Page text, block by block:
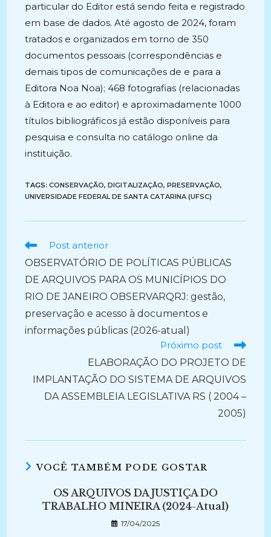
particular do Editor está sendo feita e registrado
em base de dados. Até agosto de 2024, foram
tratados e organizados em torno de 350
documentos pessoais (correspondências e
demais tipos de comunicações de e para a
Editora Noa Noa); 468 fotografias (relacionadas
à Editora e ao editor) e aproximadamente 1000
títulos bibliográficos já estão disponíveis para
pesquisa e consulta no catálogo online da
instituição.
TAGS:CONSERVAÇÃO, DIGITALIZAÇÃO, PRESERVAÇÃO,
UNIVERSIDADE FEDERAL DE SANTA CATARINA (UFSC)
Ler
artigos
Post anterior
OBSERVATÓRIO DE POLÍTICAS PÚBLICAS
DE ARQUIVOS PARA OS MUNICÍPIOS DO
RIO DE JANEIRO OBSERVARQRJ: gestão,
preservação e acesso à documentos e
informações públicas (2026-atual)
Próximo post
ELABORAÇÃO DO PROJETO DE
IMPLANTAÇÃO DO SISTEMA DE ARQUIVOS
DA ASSEMBLEIA LEGISLATIVA RS ( 2004 –
2005)
VOCÊ TAMBÉM PODE GOSTAR
OS ARQUIVOS DA JUSTIÇA DO
TRABALHO MINEIRA (2024-Atual)
17/04/2025